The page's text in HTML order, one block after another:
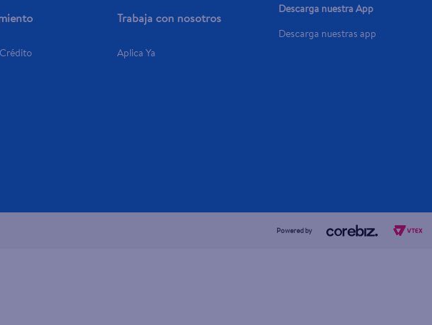
Trabaja con nosotros
Aplica Ya
Descarga nuestra App
Descarga nuestras app
Powered by